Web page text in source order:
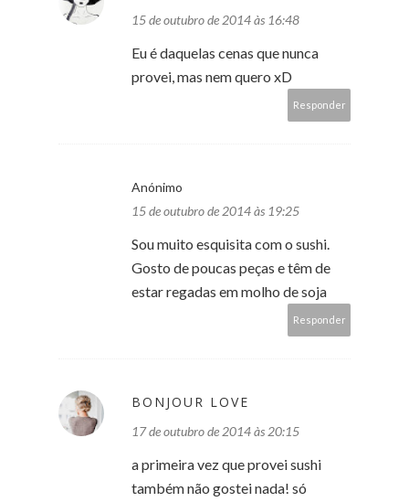
15 de outubro de 2014 às 16:48
Eu é daquelas cenas que nunca
provei, mas nem quero xD
Responder
Anónimo
15 de outubro de 2014 às 19:25
Sou muito esquisita com o sushi.
Gosto de poucas peças e têm de
estar regadas em molho de soja
Responder
BONJOUR LOVE
17 de outubro de 2014 às 20:15
a primeira vez que provei sushi
também não gostei nada! só